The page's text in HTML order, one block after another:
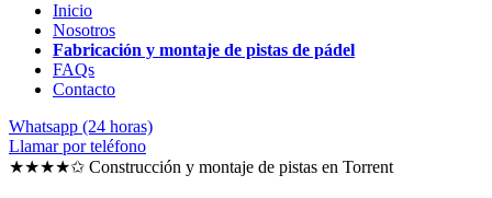
Inicio
Nosotros
Fabricación y montaje de pistas de pádel
FAQs
Contacto
Whatsapp (24 horas)
Llamar por teléfono
★★★★✩ Construcción y montaje de pistas en Torrent